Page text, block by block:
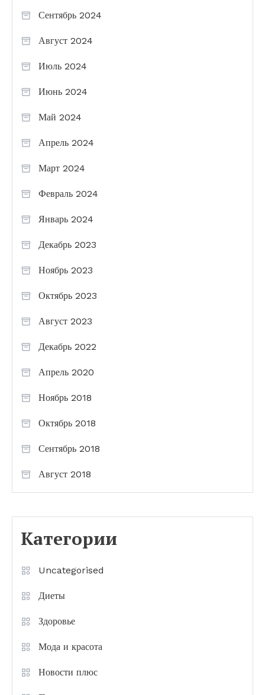
Сентябрь 2024
Август 2024
Июль 2024
Июнь 2024
Май 2024
Апрель 2024
Март 2024
Февраль 2024
Январь 2024
Декабрь 2023
Ноябрь 2023
Октябрь 2023
Август 2023
Декабрь 2022
Апрель 2020
Ноябрь 2018
Октябрь 2018
Сентябрь 2018
Август 2018
Категории
Uncategorised
Диеты
Здоровье
Мода и красота
Новости плюс